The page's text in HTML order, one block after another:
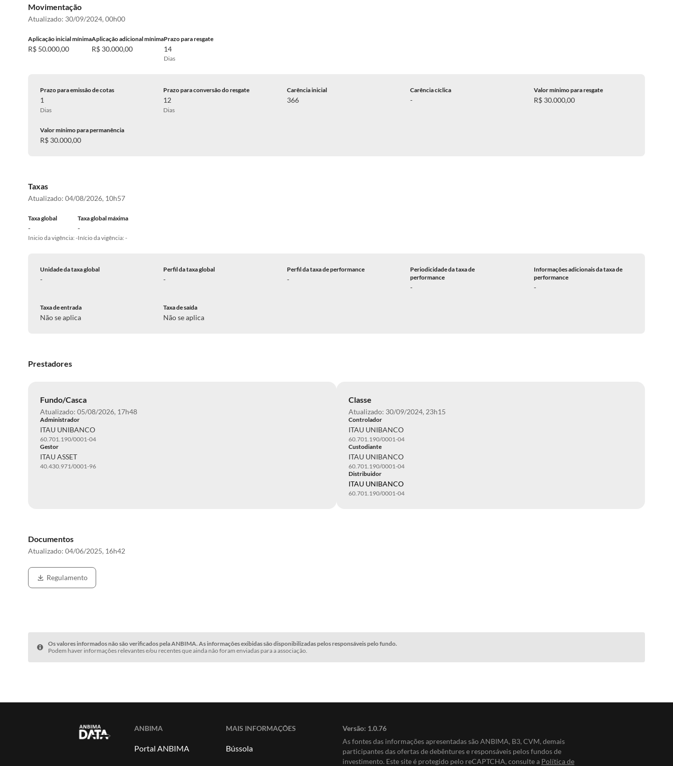
Movimentação
Atualizado: 30/09/2024, 00h00
Aplicação inicial mínima
R$ 50.000,00
Aplicação adicional mínima
R$ 30.000,00
Prazo para resgate
14
Dias
Prazo para emissão de cotas
1
Dias
Prazo para conversão do resgate
12
Dias
Carência inicial
366
Carência cíclica
-
Valor mínimo para resgate
R$ 30.000,00
Valor mínimo para permanência
R$ 30.000,00
Taxas
Atualizado: 04/08/2026, 10h57
Taxa global
-
Inicio da vigência: -
Taxa global máxima
-
Início da vigência: -
Unidade da taxa global
-
Perfil da taxa global
-
Perfil da taxa de performance
-
Periodicidade da taxa de
performance
-
Informações adicionais da taxa de
performance
-
Taxa de entrada
Não se aplica
Taxa de saída
Não se aplica
Prestadores
Fundo/Casca
Atualizado: 05/08/2026, 17h48
Administrador
ITAU UNIBANCO
60.701.190/0001-04
Gestor
ITAU ASSET
40.430.971/0001-96
Classe
Atualizado: 30/09/2024, 23h15
Controlador
ITAU UNIBANCO
60.701.190/0001-04
Custodiante
ITAU UNIBANCO
60.701.190/0001-04
Distribuidor
ITAU UNIBANCO
60.701.190/0001-04
Documentos
Atualizado: 04/06/2025, 16h42
Regulamento
Os valores informados não são verificados pela ANBIMA. As informações exibidas são disponibilizadas pelos responsáveis pelo fundo.
Podem haver informações relevantes e/ou recentes que ainda não foram enviadas para a associação.
ANBIMA
Portal ANBIMA
MAIS INFORMAÇÕES
Bússola
Versão: 1.0.76
As fontes das informações apresentadas são ANBIMA, B3, CVM, demais
participantes das ofertas de debêntures e responsáveis pelos fundos de
investimento. Este site é protegido pelo reCAPTCHA, consulte a Política de